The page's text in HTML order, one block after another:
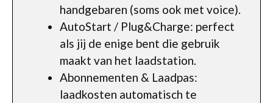
handgebaren (soms ook met voice).
AutoStart / Plug&Charge: perfect
als jij de enige bent die gebruik
maakt van het laadstation.
Abonnementen & Laadpas:
laadkosten automatisch te